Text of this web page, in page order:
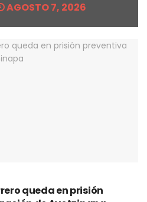
AGOSTO 7, 2026
queda en prisión